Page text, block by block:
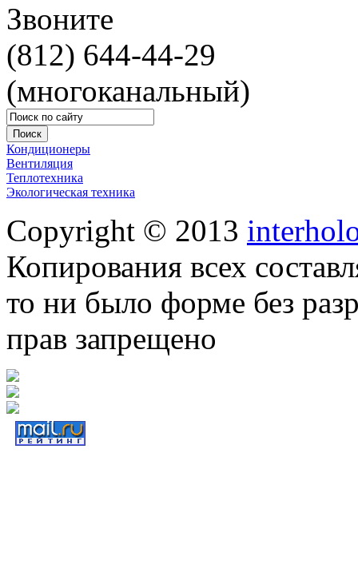
Звоните
(812) 644-44-29
(многоканальный)
Кондиционеры
Вентиляция
Теплотехника
Экологическая техника
Copyright © 2013
Копирования всех
то ни было форме без
прав запрещено